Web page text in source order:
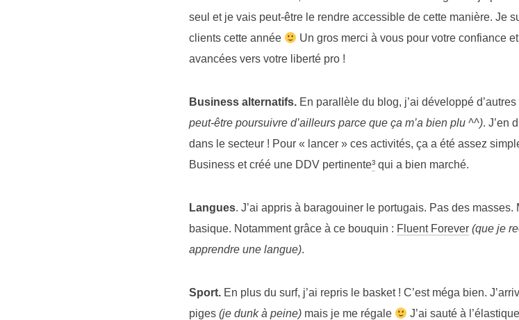
seul et je vais peut-être le rendre accessible de cette manière. Je
clients cette année
Un gros merci à vous pour votre confiance
avancées vers votre liberté pro !
Business alternatifs. En parallèle du blog, j’ai développé
peut-être poursuivre d’ailleurs parce que ça m’a bien plu ^^). J’en
dans le secteur ! Pour « lancer » ces activités, ça a été assez
Business et créé une DDV pertinente³ qui a bien marché.
Langues. J’ai appris à baragouiner le portugais. Pas des
basique. Notamment grâce à ce bouquin : Fluent Forever (que je
apprendre une langue).
Sport. En plus du surf, j’ai repris le basket ! C’est méga bien.
piges (je dunk à peine) mais je me régale J’ai sauté à